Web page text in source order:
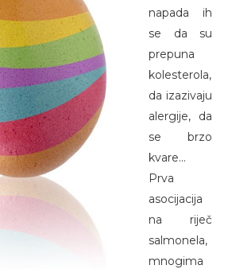
napada ih
se da su
prepuna
kolesterola,
da izazivaju
alergije, da
se brzo
kvare...
Prva
asocijacija
na riječ
salmonela,
mnogima